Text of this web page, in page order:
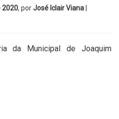
2020, porJosé Iclair Viana
da Municipal de Joaquim